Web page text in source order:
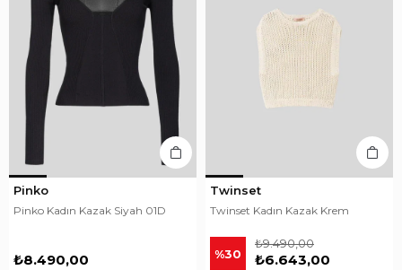
Pinko
Pinko Kadın Kazak Siyah 01D
₺8.490,00
Twinset
Twinset Kadın Kazak Krem
%30 ₺6.643,00
₺9.490,00